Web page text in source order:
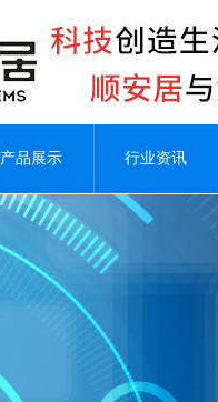
产品展示 行业资讯